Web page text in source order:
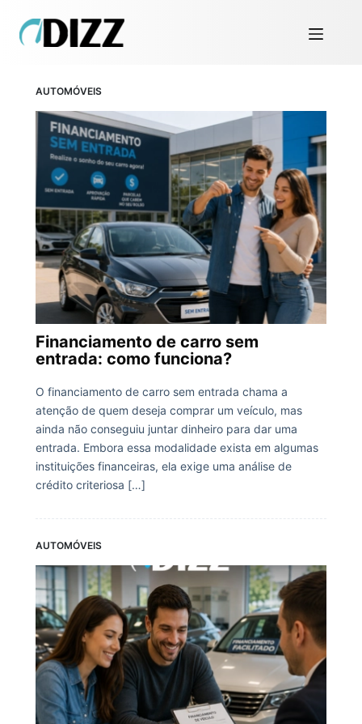
AUTOMÓVEIS
Financiamento de carro sem
entrada: como funciona?
O financiamento de carro sem entrada chama a
atenção de quem deseja comprar um veículo, mas
ainda não conseguiu juntar dinheiro para dar uma
entrada. Embora essa modalidade exista em algumas
instituições financeiras, ela exige uma análise de
crédito criteriosa […]
AUTOMÓVEIS